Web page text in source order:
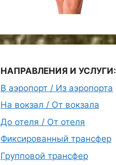
НАПРАВЛЕНИЯ И УСЛУГИ:
В аэропорт / Из аэропорта
На вокзал / От вокзала
До отеля / От отеля
Фиксированный трансфер
Групповой трансфер